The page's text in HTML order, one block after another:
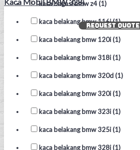
kaca bagasi bmw z4 (1)
kaca belakang bmw 116i (1)
kaca belakang bmw 120i (1)
kaca belakang bmw 318i (1)
kaca belakang bmw 320d (1)
kaca belakang bmw 320i (1)
kaca belakang bmw 323i (1)
kaca belakang bmw 325i (1)
kaca belakang bmw 328i (1)
Kaca Mobil BMW 328i
REQUEST QUOTE